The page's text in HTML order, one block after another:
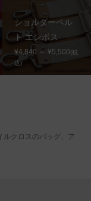
ショルダーベル
ト エンボス
¥4,840 ～ ¥5,500(税
込)
ルクロスのバッグ、ア